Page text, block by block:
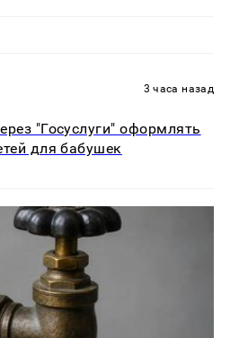
3 часа назад
"Госуслуги" оформлять
для бабушек